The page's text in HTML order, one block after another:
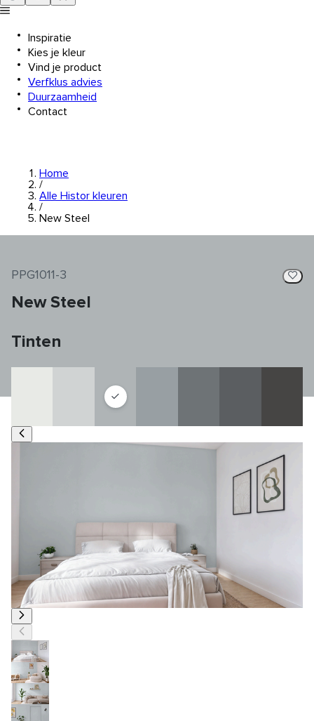
Inspiratie
Kies je kleur
Vind je product
Verfklus advies
Duurzaamheid
Contact
Home
/
Alle Histor kleuren
/
New Steel
PPG1011-3
New Steel
Tinten